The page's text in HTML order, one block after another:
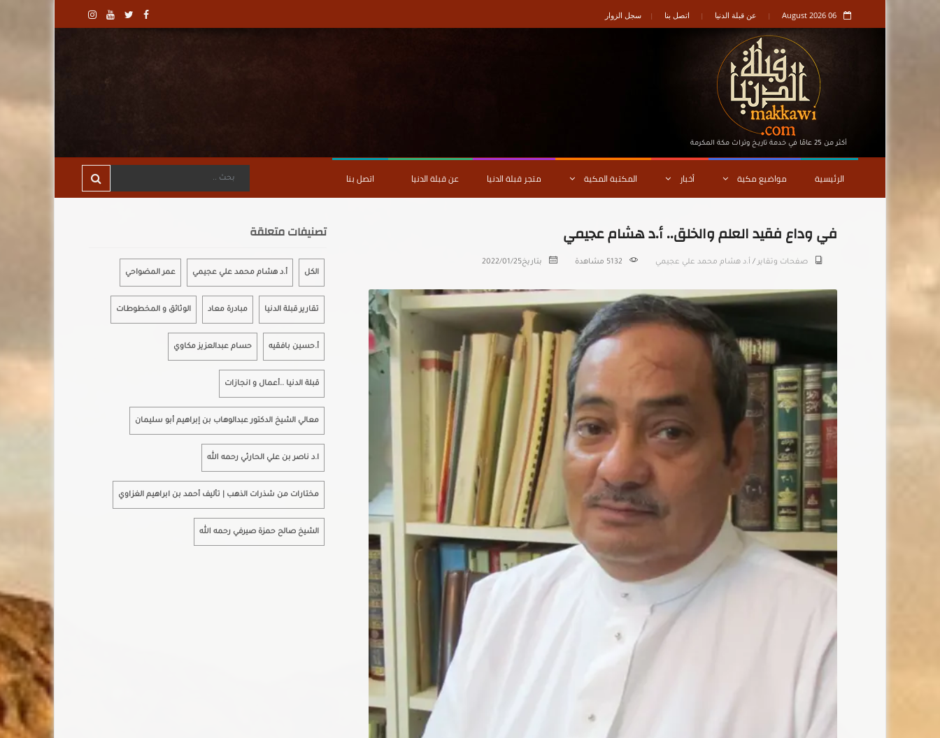
06 August 2026 عن قبلة الدنيا اتصل بنا سجل الزوار
أكثر من 25 عامًا في خدمة تاريـخ وتراث مكة المكرمة
الرئيسية مواضيع مكية أخبار المكتبة المكية متجر قبلة الدنيا عن قبلة الدنيا اتصل بنا
في وداع فقيد العلم والخلق.. أ.د هشام عجيمي
صفحات وتقاير / أ.د هشام محمد علي عجيمي 5132 مشاهدة بتاريخ2022/01/25
تصنيفات متعلقة
الكل أ.د هشام محمد علي عجيمي عمر المضواحي
تقارير قبلة الدنيا مبادرة معاد الوثائق و المخطوطات
أ.حسين بافقيه حسام عبدالعزيز مكاوي
قبلة الدنيا ..أعمال و انجازات
معالي الشيخ الدكتور عبدالوهاب بن إبراهيم أبو سليمان
ا.د ناصر بن علي الحارثي رحمه الله
مختارات من شذرات الذهب | تأليف أحمد بن ابراهيم الغزاوي
الشيخ صالح حمزة صيرفي رحمه الله